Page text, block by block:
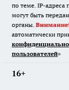
по теме. IP-адреса
могут быть
органы.
автоматически
пользователей»
16+